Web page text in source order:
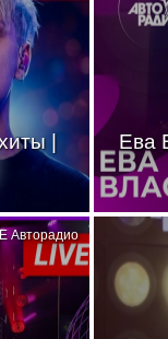
|
Ева
Авторадио